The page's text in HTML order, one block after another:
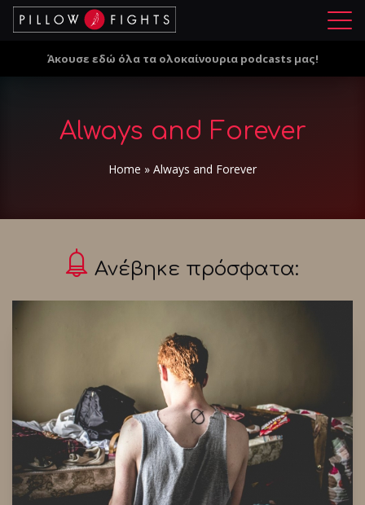
Μ
ο
Άκουσε εδώ όλα τα ολοκαίνουρια podcasts μας!
Always and Forever
Home » Always and Forever
Ανέβηκε πρόσφατα: